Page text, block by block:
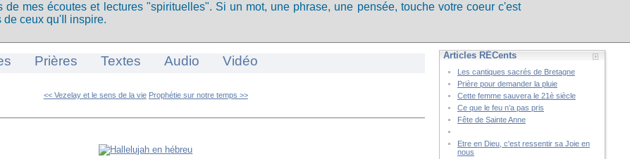
de mes écoutes et lectures "spirituelles". Si un mot, une phrase, une pensée, touche votre coeur c'est
ceux qu'Il inspire.
Prières Textes Audio Vidéo
<< Vezelay et le sens de la vie Prophétie sur notre temps >>
Articles RÉCents
Les cantiques sacrés de Bretagne
Prière pour demander la pluie
Cette femme sauvera le 21è siècle
Ce que le feu n’a pas pris
Fête de Sainte Anne
Etre en Dieu, c'est ressentir sa Joie en
nous